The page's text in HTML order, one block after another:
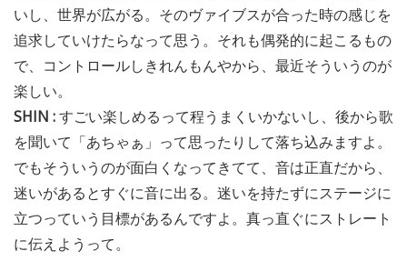
いし、世界が広がる。そのヴァイブスが合った時の感じを
追求していけたらなって思う。それも偶発的に起こるもの
で、コントロールしきれんもんやから、最近そういうのが
楽しい。
SHIN :すごい楽しめるって程うまくいかないし、後から歌
を聞いて「あちゃぁ」って思ったりして落ち込みますよ。
でもそういうのが面白くなってきてて、音は正直だから、
迷いがあるとすぐに音に出る。迷いを持たずにステージに
立つっていう目標があるんですよ。真っ直ぐにストレート
に伝えようって。